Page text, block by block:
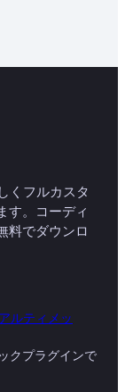
くフルカスタ
す。コーディ
料でダウンロ
アルティメッ
クプラグインで